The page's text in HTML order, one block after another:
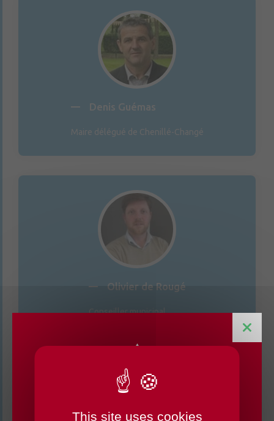
Denis Guémas
Maire délégué de Chenillé-Changé
Olivier de Rougé
Conseiller municipal
This site uses cookies